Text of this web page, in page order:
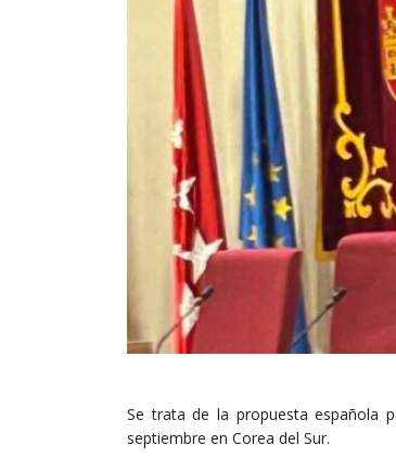
Se trata de la propuesta española
septiembre en Corea del Sur.